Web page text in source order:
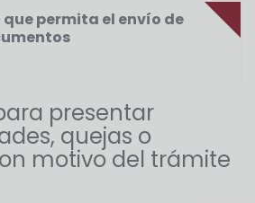
permita el envío de
presentar
quejas o
motivo del trámite